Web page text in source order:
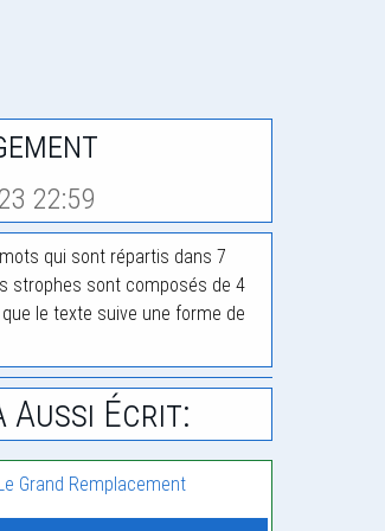
22:59
qui sont répartis dans 7
strophes sont composés de 4
le texte suive une forme de
Aussi Écrit:
Grand Remplacement